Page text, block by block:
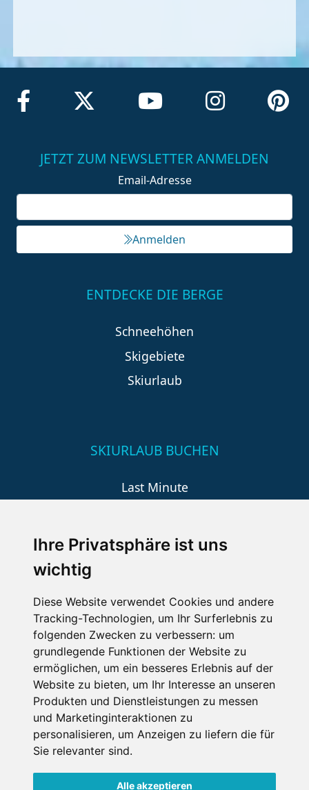
Ihre Privatsphäre ist uns
wichtig
Diese Website verwendet Cookies und andere
Tracking-Technologien, um Ihr Surferlebnis zu
folgenden Zwecken zu verbessern: um
grundlegende Funktionen der Website zu
ermöglichen, um ein besseres Erlebnis auf der
Website zu bieten, um Ihr Interesse an unseren
Produkten und Dienstleistungen zu messen
und Marketinginteraktionen zu
personalisieren, um Anzeigen zu liefern die für
Sie relevanter sind.
Alle akzeptieren
JETZT ZUM NEWSLETTER ANMELDEN
Email-Adresse
Anmelden
ENTDECKE DIE BERGE
Schneehöhen
Skigebiete
Skiurlaub
SKIURLAUB BUCHEN
Last Minute
Wellness
SCHNEEHÖHEN SKI APP
Die Schneehoehen Ski APP für iOS und Android - Ein
Muss für alle Wintersportler und Schneefreaks!